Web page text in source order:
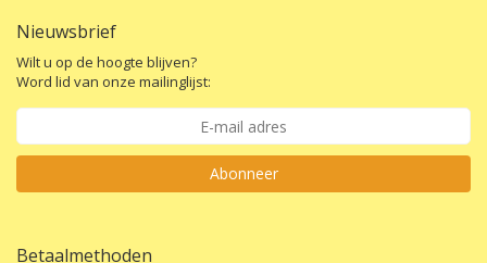
Nieuwsbrief
Wilt u op de hoogte blijven?
Word lid van onze mailinglijst:
Abonneer
Betaalmethoden